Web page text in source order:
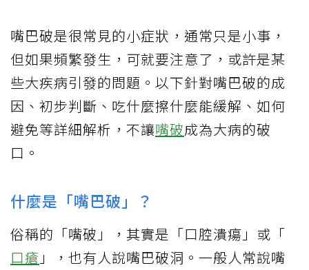
嘴巴破是很常見的小症狀，通常只是小事，
但如果頻繁發生，可就要注意了，或許是某
些大疾病引發的問題。以下針對嘴巴破的成
因、初步判斷、吃什麼擦什麼能緩解、如何
避免等詳細解析，不讓嘴破成為大病的破
口。
什麼是「嘴巴破」？
俗稱的「嘴破」，其實是「口腔潰瘍」或「
口瘡 」，也有人說嘴巴破洞。一般人常說嘴